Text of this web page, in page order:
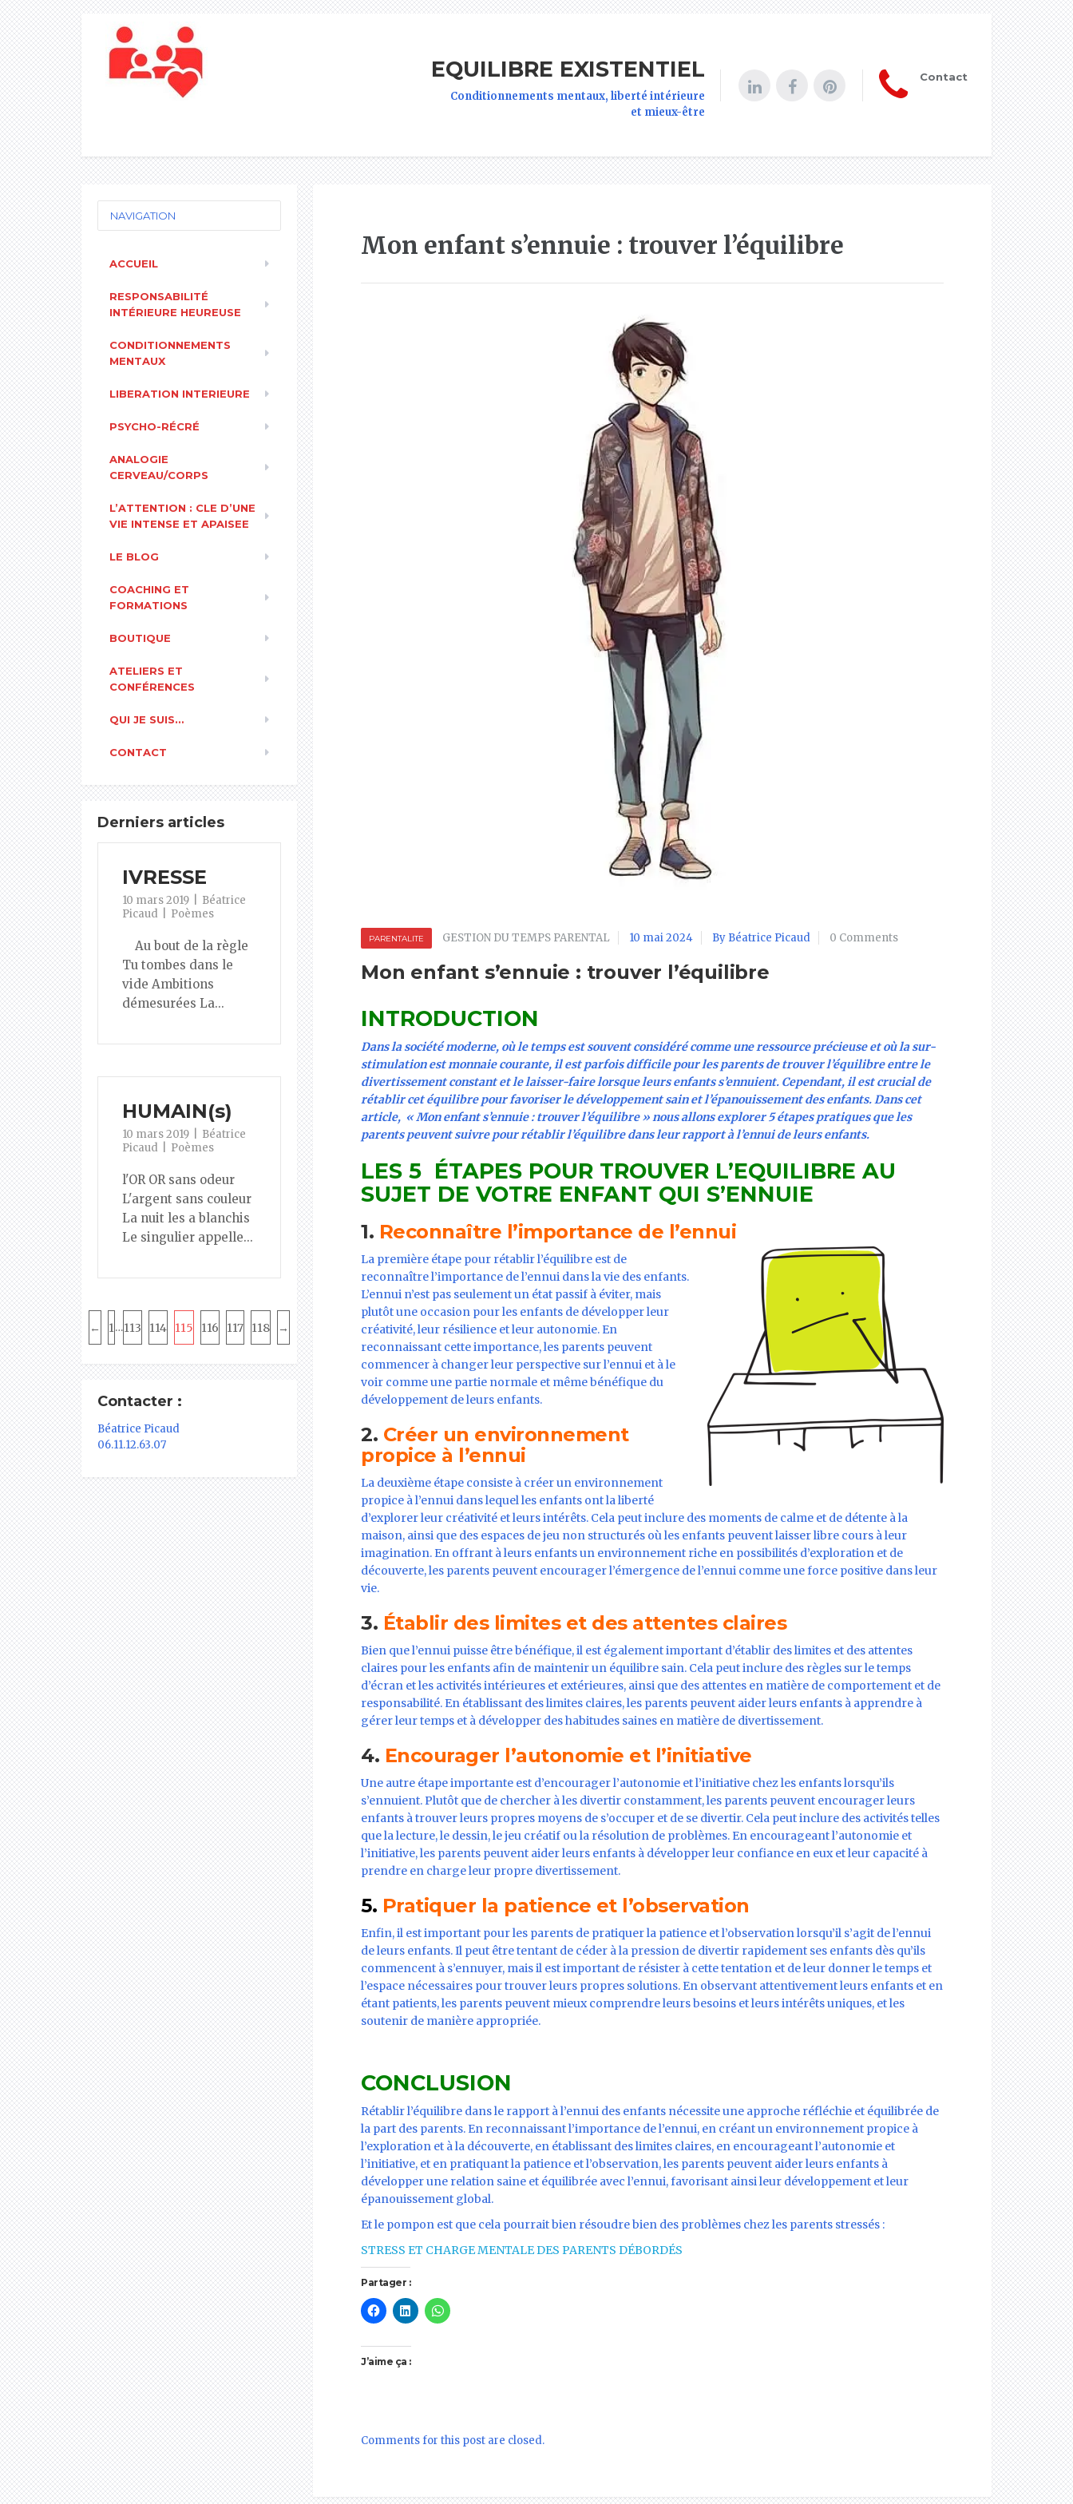
EQUILIBRE EXISTENTIEL
Conditionnements mentaux, liberté intérieure
et mieux-être
Contact
Mon enfant s’ennuie : trouver l’équilibre
PARENTALITE GESTION DU TEMPS PARENTAL 10 mai 2024 By Béatrice Picaud 0 Comments
Mon enfant s’ennuie : trouver l’équilibre
INTRODUCTION
Dans la société moderne, où le temps est souvent considéré comme une ressource précieuse et où la sur-
stimulation est monnaie courante, il est parfois difficile pour les parents de trouver l’équilibre entre le
divertissement constant et le laisser-faire lorsque leurs enfants s’ennuient. Cependant, il est crucial de
rétablir cet équilibre pour favoriser le développement sain et l’épanouissement des enfants. Dans cet
article, « Mon enfant s’ennuie : trouver l’équilibre » nous allons explorer 5 étapes pratiques que les
parents peuvent suivre pour rétablir l’équilibre dans leur rapport à l’ennui de leurs enfants.
LES 5 ÉTAPES POUR TROUVER L’EQUILIBRE AU
SUJET DE VOTRE ENFANT QUI S’ENNUIE
1. Reconnaître l’importance de l’ennui
La première étape pour rétablir l’équilibre est de
reconnaître l’importance de l’ennui dans la vie des enfants.
L’ennui n’est pas seulement un état passif à éviter, mais
plutôt une occasion pour les enfants de développer leur
créativité, leur résilience et leur autonomie. En
reconnaissant cette importance, les parents peuvent
commencer à changer leur perspective sur l’ennui et à le
voir comme une partie normale et même bénéfique du
développement de leurs enfants.
2. Créer un environnement
propice à l’ennui
La deuxième étape consiste à créer un environnement
propice à l’ennui dans lequel les enfants ont la liberté
d’explorer leur créativité et leurs intérêts. Cela peut inclure des moments de calme et de détente à la
maison, ainsi que des espaces de jeu non structurés où les enfants peuvent laisser libre cours à leur
imagination. En offrant à leurs enfants un environnement riche en possibilités d’exploration et de
découverte, les parents peuvent encourager l’émergence de l’ennui comme une force positive dans leur
vie.
3. Établir des limites et des attentes claires
Bien que l’ennui puisse être bénéfique, il est également important d’établir des limites et des attentes
claires pour les enfants afin de maintenir un équilibre sain. Cela peut inclure des règles sur le temps
d’écran et les activités intérieures et extérieures, ainsi que des attentes en matière de comportement et de
responsabilité. En établissant des limites claires, les parents peuvent aider leurs enfants à apprendre à
gérer leur temps et à développer des habitudes saines en matière de divertissement.
4. Encourager l’autonomie et l’initiative
Une autre étape importante est d’encourager l’autonomie et l’initiative chez les enfants lorsqu’ils
s’ennuient. Plutôt que de chercher à les divertir constamment, les parents peuvent encourager leurs
enfants à trouver leurs propres moyens de s’occuper et de se divertir. Cela peut inclure des activités telles
que la lecture, le dessin, le jeu créatif ou la résolution de problèmes. En encourageant l’autonomie et
l’initiative, les parents peuvent aider leurs enfants à développer leur confiance en eux et leur capacité à
prendre en charge leur propre divertissement.
5. Pratiquer la patience et l’observation
Enfin, il est important pour les parents de pratiquer la patience et l’observation lorsqu’il s’agit de l’ennui
de leurs enfants. Il peut être tentant de céder à la pression de divertir rapidement ses enfants dès qu’ils
commencent à s’ennuyer, mais il est important de résister à cette tentation et de leur donner le temps et
l’espace nécessaires pour trouver leurs propres solutions. En observant attentivement leurs enfants et en
étant patients, les parents peuvent mieux comprendre leurs besoins et leurs intérêts uniques, et les
soutenir de manière appropriée.
CONCLUSION
Rétablir l’équilibre dans le rapport à l’ennui des enfants nécessite une approche réfléchie et équilibrée de
la part des parents. En reconnaissant l’importance de l’ennui, en créant un environnement propice à
l’exploration et à la découverte, en établissant des limites claires, en encourageant l’autonomie et
l’initiative, et en pratiquant la patience et l’observation, les parents peuvent aider leurs enfants à
développer une relation saine et équilibrée avec l’ennui, favorisant ainsi leur développement et leur
épanouissement global.
Et le pompon est que cela pourrait bien résoudre bien des problèmes chez les parents stressés :
STRESS ET CHARGE MENTALE DES PARENTS DÉBORDÉS
Partager :
J’aime ça :
Comments for this post are closed.
NAVIGATION
ACCUEIL
RESPONSABILITÉ
INTÉRIEURE HEUREUSE
CONDITIONNEMENTS
MENTAUX
LIBERATION INTERIEURE
PSYCHO-RÉCRÉ
ANALOGIE
CERVEAU/CORPS
L’ATTENTION : CLE D’UNE
VIE INTENSE ET APAISEE
LE BLOG
COACHING ET
FORMATIONS
BOUTIQUE
ATELIERS ET
CONFÉRENCES
QUI JE SUIS…
CONTACT
Derniers articles
IVRESSE
10 mars 2019
Béatrice
Picaud
Poèmes
Au bout de la règle
Tu tombes dans le
vide Ambitions
démesurées La...
HUMAIN(s)
10 mars 2019
Béatrice
Picaud
Poèmes
l'OR OR sans odeur
L'argent sans couleur
La nuit les a blanchis
Le singulier appelle...
Pagination
← 1 …113 114 115 116 117 118 →
Contacter :
Béatrice Picaud
06.11.12.63.07